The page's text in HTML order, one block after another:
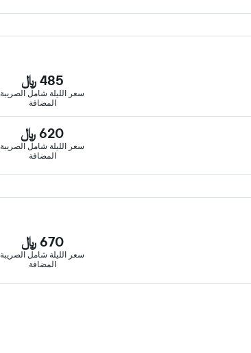
485 ﷼
سعر الليلة شامل الصريبة
المضافة
620 ﷼
سعر الليلة شامل الصريبة
المضافة
670 ﷼
سعر الليلة شامل الصريبة
المضافة